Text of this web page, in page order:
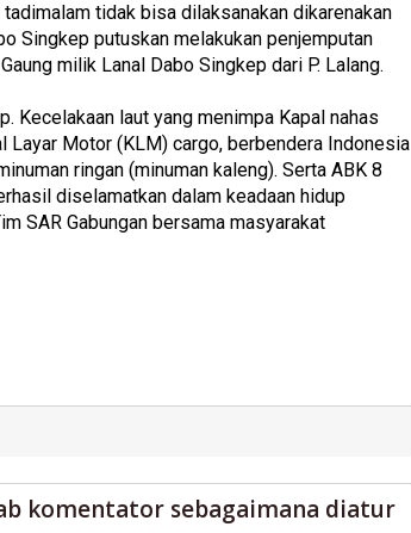
tidak bisa dilaksanakan dikarenakan
Singkep putuskan melakukan penjemputan
milik Lanal Dabo Singkep dari P. Lalang.
Kecelakaan laut yang menimpa Kapal nahas
Layar Motor (KLM) cargo, berbendera Indonesia
ringan (minuman kaleng). Serta ABK 8
diselamatkan dalam keadaan hidup
SAR Gabungan bersama masyarakat
komentator sebagaimana diatur